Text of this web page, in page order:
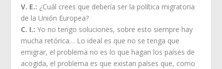
V. E.: ¿Cuál crees que debería ser la política migratoria
de la Unión Europea?
C. I.: Yo no tengo soluciones, sobre esto siempre hay
mucha retórica… Lo ideal es que no se tenga que
emigrar, el problema no es lo que hagan los países de
acogida, el problema es que existan países que, como